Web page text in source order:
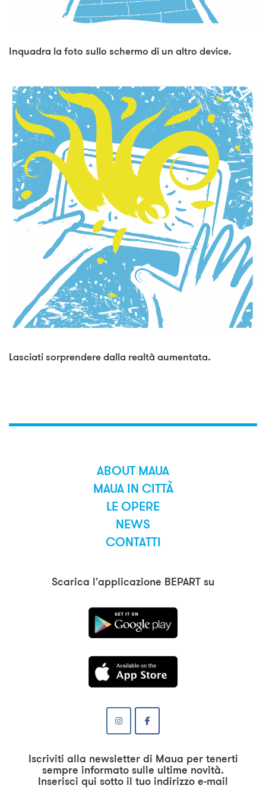
Inquadra la foto sullo schermo di un altro device.
Lasciati sorprendere dalla realtà aumentata.
ABOUT MAUA
MAUA IN CITTÀ
LE OPERE
NEWS
CONTATTI
Scarica l'applicazione BEPART su
Iscriviti alla newsletter di Maua per tenerti
sempre informato sulle ultime novità.
Inserisci qui sotto il tuo indirizzo e-mail